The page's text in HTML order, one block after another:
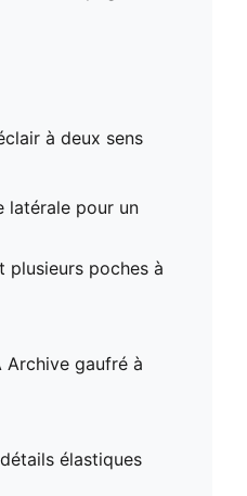
à deux sens
latérale pour un
poches à
Archive gaufré à
élastiques